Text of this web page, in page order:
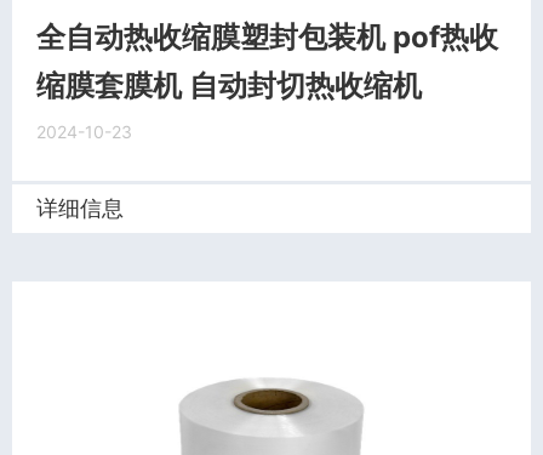
全自动热收缩膜塑封包装机 pof热收
缩膜套膜机 自动封切热收缩机
2024-10-23
详细信息